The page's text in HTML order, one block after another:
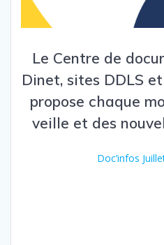
Le Centre de
Dinet, sites DDLS
propose chaque
veille et des
Doc’infos